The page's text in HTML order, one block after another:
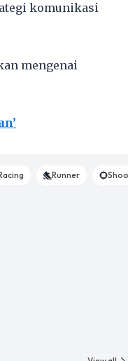
komunikasi
mengenai